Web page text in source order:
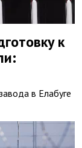
к
в Елабуге